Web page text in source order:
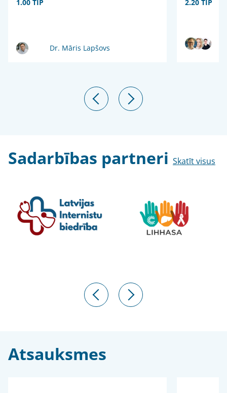
1.00 TIP
Dr. Māris Lapšovs
2.20 TIP
Sadarbības partneri Skatīt visus
Atsauksmes